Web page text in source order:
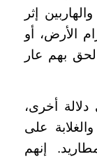
إثر
الأرض، أو
بهم عار
أخرى،
على
إنهم